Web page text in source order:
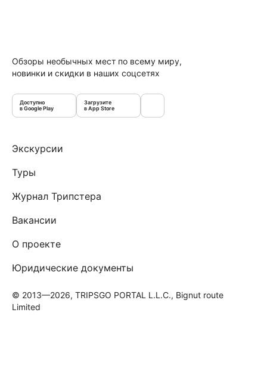
Обзоры необычных мест по всему миру,
новинки и скидки в наших соцсетях
Доступно
в Google Play
Загрузите
в App Store
Экскурсии
Туры
Журнал Трипстера
Вакансии
О проекте
Юридические документы
© 2013—2026, TRIPSGO PORTAL L.L.C., Bignut route
Limited